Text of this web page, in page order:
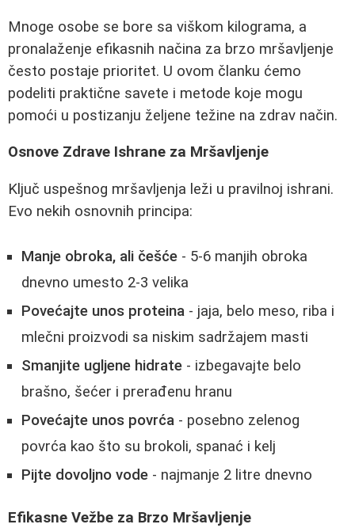
Mnoge osobe se bore sa viškom kilograma, a
pronalaženje efikasnih načina za brzo mršavljenje
često postaje prioritet. U ovom članku ćemo
podeliti praktične savete i metode koje mogu
pomoći u postizanju željene težine na zdrav način.
Osnove Zdrave Ishrane za Mršavljenje
Ključ uspešnog mršavljenja leži u pravilnoj ishrani.
Evo nekih osnovnih principa:
Manje obroka, ali češće - 5-6 manjih obroka
dnevno umesto 2-3 velika
Povećajte unos proteina - jaja, belo meso, riba i
mlečni proizvodi sa niskim sadržajem masti
Smanjite ugljene hidrate - izbegavajte belo
brašno, šećer i prerađenu hranu
Povećajte unos povrća - posebno zelenog
povrća kao što su brokoli, spanać i kelj
Pijte dovoljno vode - najmanje 2 litre dnevno
Efikasne Vežbe za Brzo Mršavljenje